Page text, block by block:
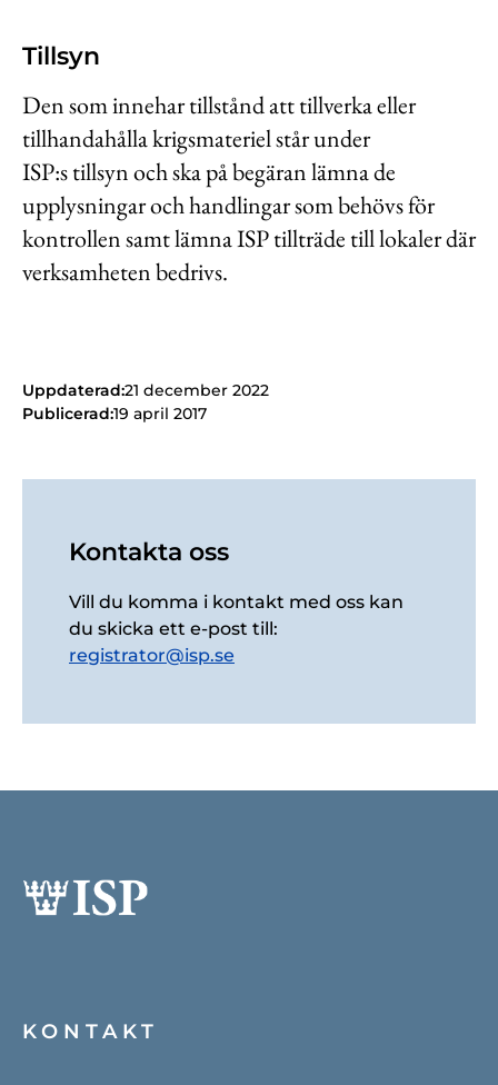
Tillsyn
Den som innehar tillstånd att tillverka eller
tillhandahålla krigsmateriel står under
ISP:s tillsyn och ska på begäran lämna de
upplysningar och handlingar som behövs för
kontrollen samt lämna ISP tillträde till lokaler där
verksamheten bedrivs.
Uppdaterad:21 december 2022
Publicerad:19 april 2017
Kontakta oss
Vill du komma i kontakt med oss kan
du skicka ett e-post till:
registrator@isp.se
KONTAKT